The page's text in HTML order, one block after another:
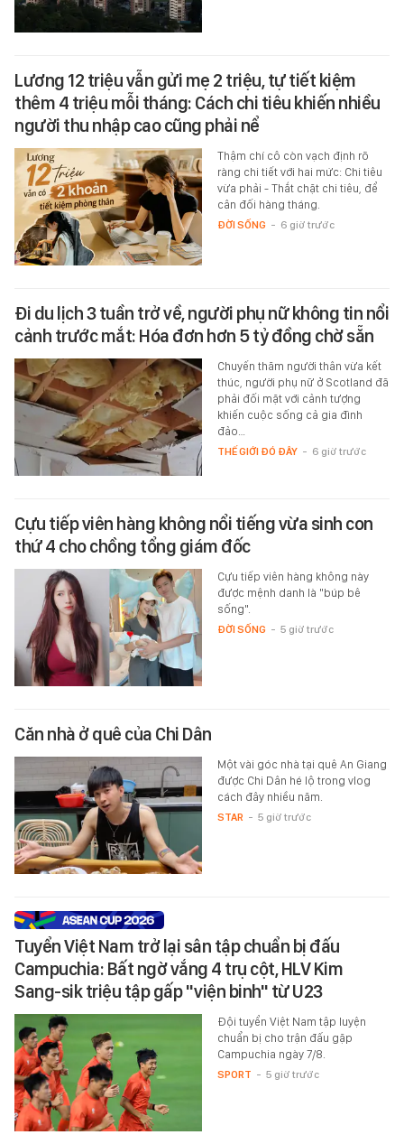
Lương 12 triệu vẫn gửi mẹ 2 triệu, tự tiết kiệm
thêm 4 triệu mỗi tháng: Cách chi tiêu khiến nhiều
người thu nhập cao cũng phải nể
Thậm chí cô còn vạch định rõ
ràng chi tiết với hai mức: Chi tiêu
vừa phải - Thắt chặt chi tiêu, để
cân đối hàng tháng.
ĐỜI SỐNG - 6 giờ trước
Đi du lịch 3 tuần trở về, người phụ nữ không tin nổi
cảnh trước mắt: Hóa đơn hơn 5 tỷ đồng chờ sẵn
Chuyến thăm người thân vừa kết
thúc, người phụ nữ ở Scotland đã
phải đối mặt với cảnh tượng
khiến cuộc sống cả gia đình
đảo…
THẾ GIỚI ĐÓ ĐÂY - 6 giờ trước
Cựu tiếp viên hàng không nổi tiếng vừa sinh con
thứ 4 cho chồng tổng giám đốc
Cựu tiếp viên hàng không này
được mệnh danh là "búp bê
sống".
ĐỜI SỐNG - 5 giờ trước
Căn nhà ở quê của Chi Dân
Một vài góc nhà tại quê An Giang
được Chi Dân hé lộ trong vlog
cách đây nhiều năm.
STAR - 5 giờ trước
Tuyển Việt Nam trở lại sân tập chuẩn bị đấu
Campuchia: Bất ngờ vắng 4 trụ cột, HLV Kim
Sang-sik triệu tập gấp "viện binh" từ U23
Đội tuyển Việt Nam tập luyện
chuẩn bị cho trận đấu gặp
Campuchia ngày 7/8.
SPORT - 5 giờ trước